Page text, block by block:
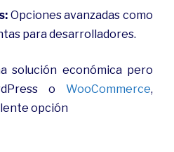
Opciones avanzadas como
para desarrolladores.
solución económica pero
o WooCommerce,
opción